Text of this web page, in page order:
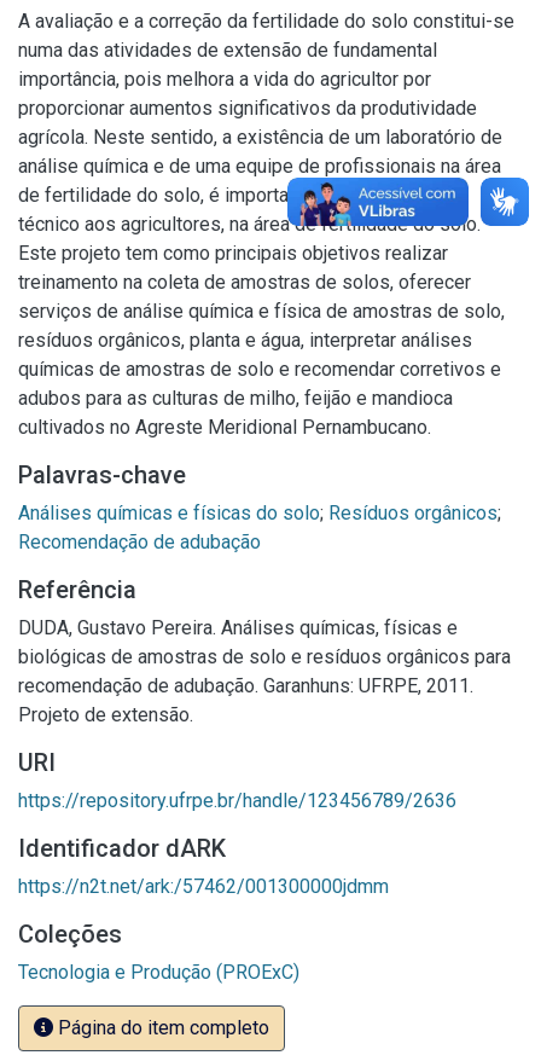
A avaliação e a correção da fertilidade do solo constitui-se
numa das atividades de extensão de fundamental
importância, pois melhora a vida do agricultor por
proporcionar aumentos significativos da produtividade
agrícola. Neste sentido, a existência de um laboratório de
análise química e de uma equipe de profissionais na área
de fertilidade do solo, é importante para dar suporte
técnico aos agricultores, na área de fertilidade do solo.
Este projeto tem como principais objetivos realizar
treinamento na coleta de amostras de solos, oferecer
serviços de análise química e física de amostras de solo,
resíduos orgânicos, planta e água, interpretar análises
químicas de amostras de solo e recomendar corretivos e
adubos para as culturas de milho, feijão e mandioca
cultivados no Agreste Meridional Pernambucano.
Palavras-chave
Análises químicas e físicas do solo; Resíduos orgânicos;
Recomendação de adubação
Referência
DUDA, Gustavo Pereira. Análises químicas, físicas e
biológicas de amostras de solo e resíduos orgânicos para
recomendação de adubação. Garanhuns: UFRPE, 2011.
Projeto de extensão.
URI
https://repository.ufrpe.br/handle/123456789/2636
Identificador dARK
https://n2t.net/ark:/57462/001300000jdmm
Coleções
Tecnologia e Produção (PROExC)
Página do item completo